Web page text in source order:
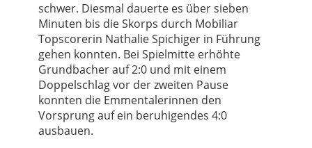
schwer. Diesmal dauerte es über sieben
Minuten bis die Skorps durch Mobiliar
Topscorerin Nathalie Spichiger in Führung
gehen konnten. Bei Spielmitte erhöhte
Grundbacher auf 2:0 und mit einem
Doppelschlag vor der zweiten Pause
konnten die Emmentalerinnen den
Vorsprung auf ein beruhigendes 4:0
ausbauen.